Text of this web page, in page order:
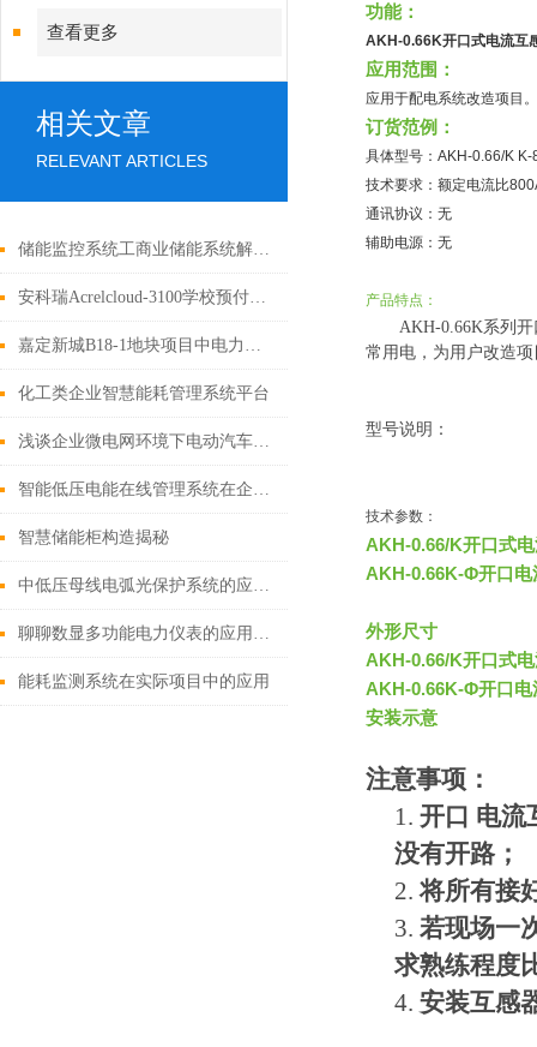
查看更多
相关文章
RELEVANT ARTICLES
储能监控系统工商业储能系统解决方案
安科瑞Acrelcloud-3100学校预付费水电云平台解决方案
嘉定新城B18-1地块项目中电力监控系统的应用
化工类企业智慧能耗管理系统平台
浅谈企业微电网环境下电动汽车的有序充电策略
智能低压电能在线管理系统在企业动力分厂设计与应用
智慧储能柜构造揭秘
中低压母线电弧光保护系统的应用分析
聊聊数显多功能电力仪表的应用特点
能耗监测系统在实际项目中的应用
功能：
AKH-0.66K开口式电流互
应用范围：
应用于配电系统改造项目。
订货范例：
具体型号：AKH-0.66/K
技术要求：额定电流比
通讯协议：无
辅助电源：无
产品特点：
AKH-0.66K系列
常用电，为用户改造
型号说明：
技术参数：
AKH-0.66/K开口式
AKH-0.66K-Φ开口电
外形尺寸
AKH-0.66/K开口式
AKH-0.66K-Φ开口电
安装示意
注意事项：
1. 开口 电流
没有开路；
2.将所有接
3. 若现场一
求熟练程度
4. 安装互感